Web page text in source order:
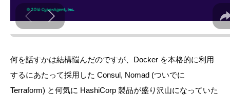
何を話すかは結構悩んだのですが、Docker を本格的に利用
するにあたって採用した Consul, Nomad (ついでに
Terraform) と何気に HashiCorp 製品が盛り沢山になっていた